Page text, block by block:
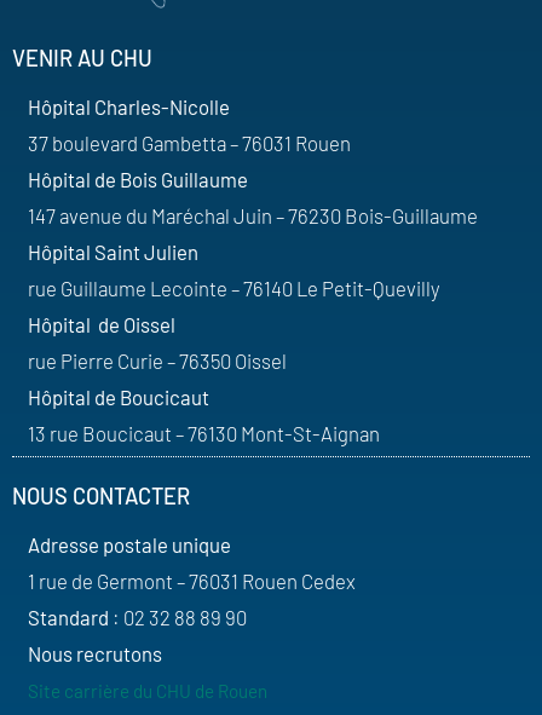
VENIR AU CHU
Hôpital Charles-Nicolle
37 boulevard Gambetta – 76031 Rouen
Hôpital de Bois Guillaume
147 avenue du Maréchal Juin – 76230 Bois-Guillaume
Hôpital Saint Julien
rue Guillaume Lecointe – 76140 Le Petit-Quevilly
Hôpital de Oissel
rue Pierre Curie – 76350 Oissel
Hôpital de Boucicaut
13 rue Boucicaut – 76130 Mont-St-Aignan
NOUS CONTACTER
Adresse postale unique
1 rue de Germont – 76031 Rouen Cedex
Standard : 02 32 88 89 90
Nous recrutons
Site carrière du CHU de Rouen